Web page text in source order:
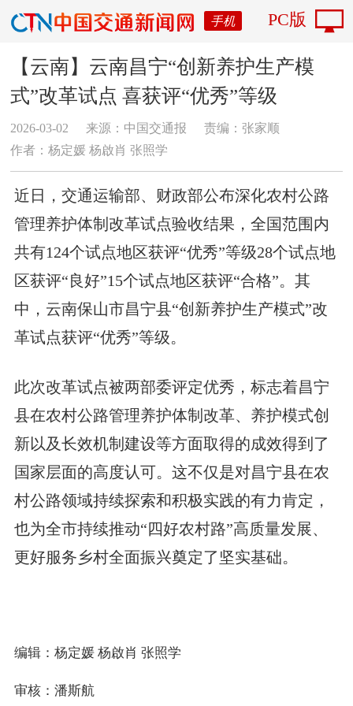
手机 PC版
【云南】云南昌宁“创新养护生产模
式”改革试点 喜获评“优秀”等级
2026-03-02 来源：中国交通报
责编：张家顺
作者：​杨定媛 杨啟肖 张照学
近日，交通运输部、财政部公布深化农村公路
管理养护体制改革试点验收结果，全国范围内
共有124个试点地区获评“优秀”等级28个试点地
区获评“良好”15个试点地区获评“合格”。其
中，云南保山市昌宁县“创新养护生产模式”改
革试点获评“优秀”等级。
此次改革试点被两部委评定优秀，标志着昌宁
县在农村公路管理养护体制改革、养护模式创
新以及长效机制建设等方面取得的成效得到了
国家层面的高度认可。这不仅是对昌宁县在农
村公路领域持续探索和积极实践的有力肯定，
也为全市持续推动“四好农村路”高质量发展、
更好服务乡村全面振兴奠定了坚实基础。
编辑：​杨定媛 杨啟肖 张照学
审核：潘斯航